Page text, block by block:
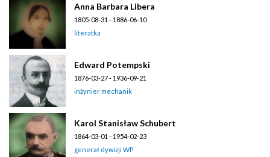
Anna Barbara Libera
1805-08-31 - 1886-06-10
literatka
Edward Potempski
1876-03-27 - 1936-09-21
inżynier mechanik
Karol Stanisław Schubert
1864-03-01 - 1954-02-23
generał dywizji WP